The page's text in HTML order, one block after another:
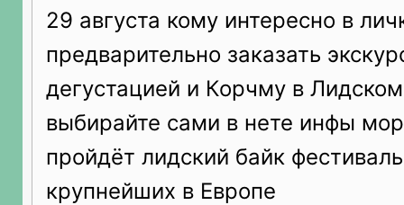
29 августа кому интересно в
предварительно заказать
дегустацией и Корчму в
выбирайте сами в нете инфы
пройдёт лидский байк
крупнейших в Европе